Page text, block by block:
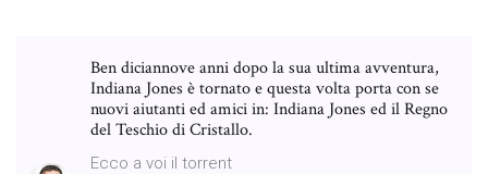
Ben diciannove anni dopo la sua ultima avventura,
Indiana Jones è tornato e questa volta porta con se
nuovi aiutanti ed amici in: Indiana Jones ed il Regno
del Teschio di Cristallo.
Ecco a voi il torrent